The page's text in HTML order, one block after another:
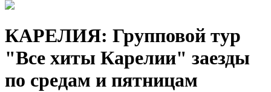
КАРЕЛИЯ: Групповой тур
"Все хиты Карелии" заезды
по средам и пятницам